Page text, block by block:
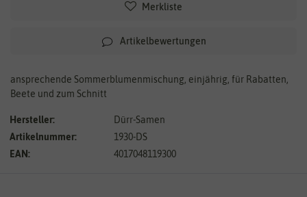
Merkliste
Artikelbewertungen
ansprechende Sommerblumenmischung, einjährig, für Rabatten,
Beete und zum Schnitt
Hersteller:
Dürr-Samen
Artikelnummer:
1930-DS
EAN:
4017048119300